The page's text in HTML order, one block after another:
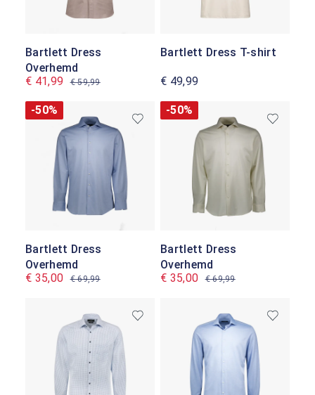
Bartlett Dress
Overhemd
€ 41,99
€ 59,99
Bartlett Dress T-shirt
€ 49,99
-50%
Bartlett Dress
Overhemd
€ 35,00
€ 69,99
-50%
Bartlett Dress
Overhemd
€ 35,00
€ 69,99